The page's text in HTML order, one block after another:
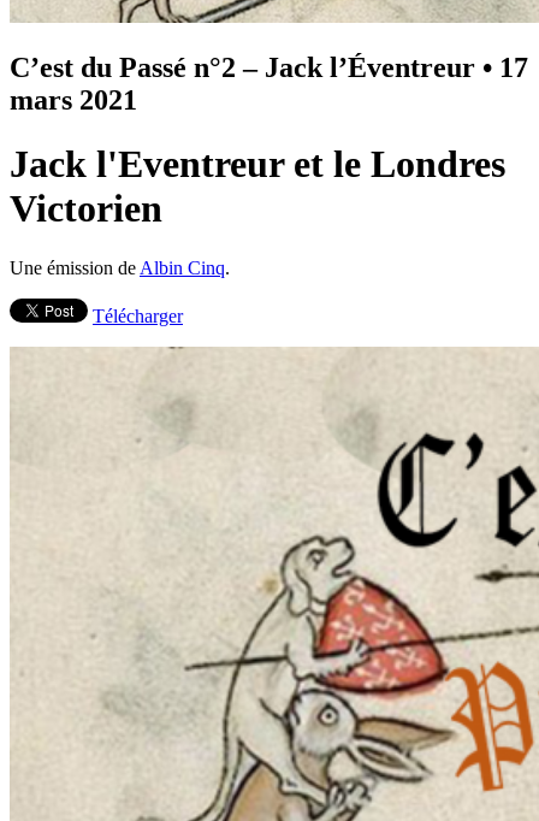
C’est du Passé n°2 – Jack l’Éventreur • 17
mars 2021
Jack l'Eventreur et le Londres
Victorien
Une émission de Albin Cinq.
Télécharger